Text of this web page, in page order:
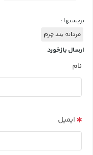
برچسبها :
مردانه بند چرم
ارسال بازخورد
نام
ایمیل